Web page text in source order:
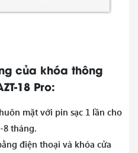
của khóa thông
18 Pro:
mặt với pin sạc 1 lần cho
8 tháng.
điện thoại và khóa cửa